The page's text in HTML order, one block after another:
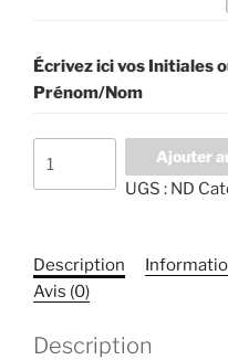
Écrivez ici vos Initiales
Prénom/Nom
Ajouter
UGS : ND
Description
Avis (0)
Description